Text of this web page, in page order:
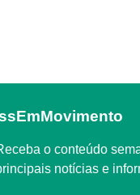
o conteúdo
notícias e